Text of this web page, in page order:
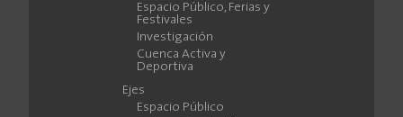
Espacio Público, Ferias y
Festivales
Investigación
Cuenca Activa y
Deportiva
Ejes
Espacio Público